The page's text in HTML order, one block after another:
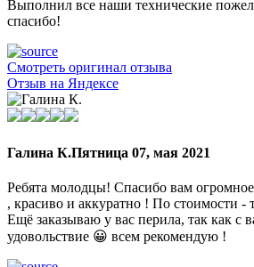
Выполнил все наши технические
спасибо!
Смотреть оригинал отзыва
Отзыв на Яндексе
Галина К.Пятница 07, мая 2021
Ребята молодцы! Спасибо вам
, красиво и аккуратно ! По стоимости -
Ещё заказываю у вас перила, так как с
удовольствие 😀 всем рекомендую !